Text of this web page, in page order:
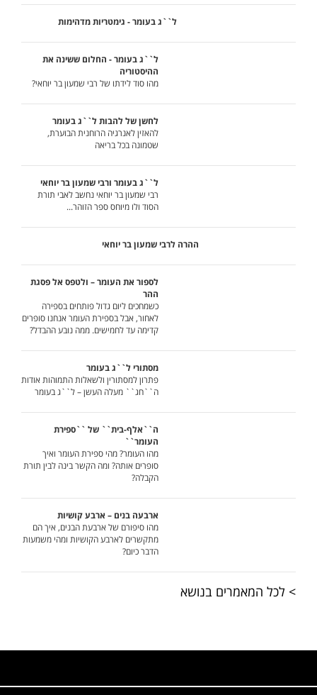
ל``ג בעומר - גימטריות מדהימות
ל``ג בעומר - החלום ששינה את
ההיסטוריה
מהו סוד לידתו של רבי שמעון בר יוחאי?
לחשן של להבות ל``ג בעומר
להאזין לאנרגיה הרוחנית הבוערת,
שטמונה בכל בריאה
ל``ג בעומר ורבי שמעון בר יוחאי
רבי שמעון בר יוחאי נחשב לאבי תורת
הסוד ולו מיוחס ספר הזוהר...
ההרה לרבי שמעון בר יוחאי
לספור את העומר – ולטפס אל פסגת
ההר
כשמחכים ליום גדול פותחים בספירה
לאחור, אבל בספירת העומר אנחנו סופרים
קדימה עד לחמישים. ממה נובע ההבדל?
מסתורי ל``ג בעומר
פתרון למסתורין ולשאלות התמוהות אודות
ה``חג`` מעלה העשן – ל``ג בעומר
ה``אלף-בית`` של ``ספירת
העומר``
מהו העומר? מהי ספירת העומר ואיך
סופרים אותה? ומה הקשר בינה לבין תורת
הקבלה?
ארבעה בנים – ארבע קושיות
מהו סיפורם של ארבעת הבנים, איך הם
מתקשרים לארבע הקושיות ומהי משמעות
הדבר כיום?
> לכל המאמרים בנושא